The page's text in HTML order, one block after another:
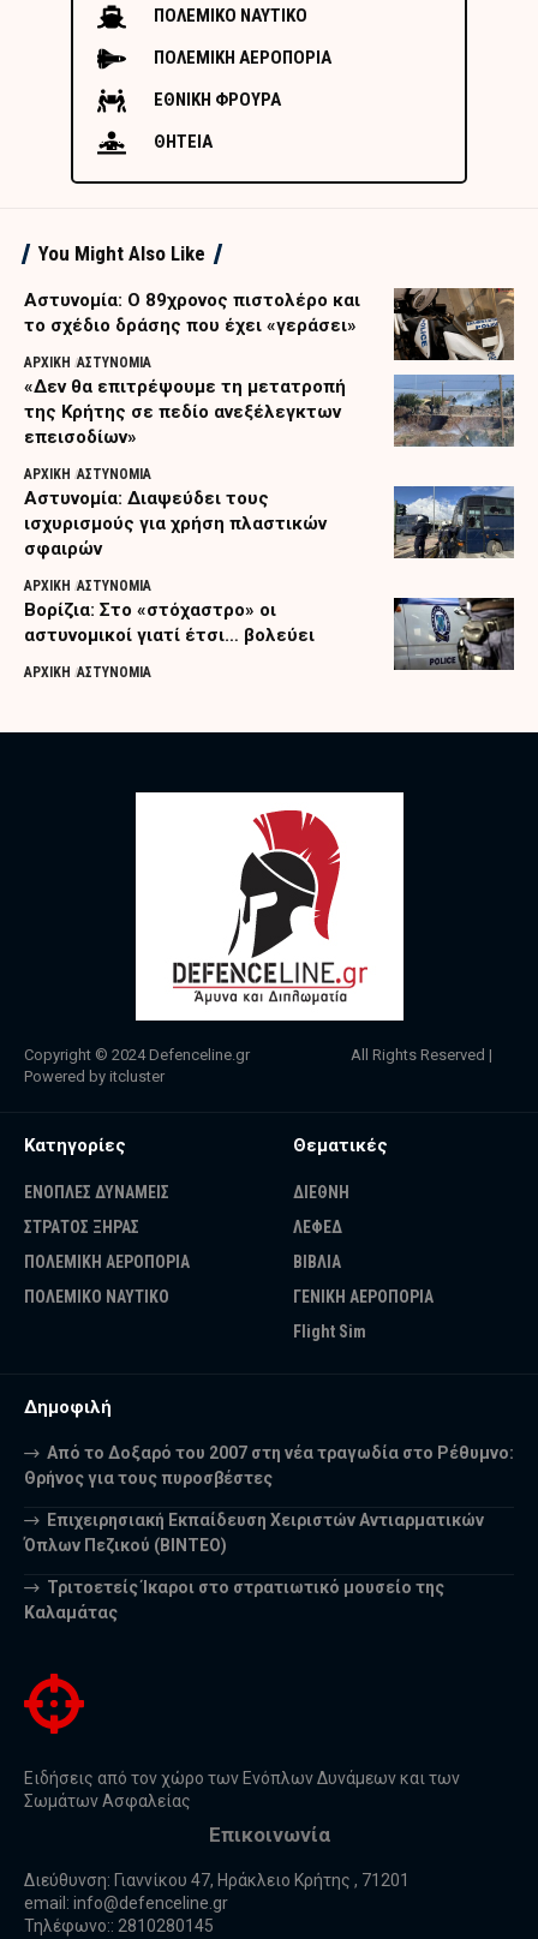
ΠΟΛΕΜΙΚΟ ΝΑΥΤΙΚΟ
ΠΟΛΕΜΙΚΗ ΑΕΡΟΠΟΡΙΑ
ΕΘΝΙΚΗ ΦΡΟΥΡΑ
ΘΗΤΕΙΑ
You Might Also Like
Αστυνομία: Ο 89χρονος πιστολέρο και
το σχέδιο δράσης που έχει «γεράσει»
ΑΡΧΙΚΗ ΑΣΤΥΝΟΜΙΑ
«Δεν θα επιτρέψουμε τη μετατροπή
της Κρήτης σε πεδίο ανεξέλεγκτων
επεισοδίων»
ΑΡΧΙΚΗ ΑΣΤΥΝΟΜΙΑ
Αστυνομία: Διαψεύδει τους
ισχυρισμούς για χρήση πλαστικών
σφαιρών
ΑΡΧΙΚΗ ΑΣΤΥΝΟΜΙΑ
Βορίζια: Στο «στόχαστρο» οι
αστυνομικοί γιατί έτσι… βολεύει
ΑΡΧΙΚΗ ΑΣΤΥΝΟΜΙΑ
Copyright © 2024 Defenceline.gr All Rights Reserved |
Powered by itcluster
Κατηγορίες
ΕΝΟΠΛΕΣ ΔΥΝΑΜΕΙΣ
ΣΤΡΑΤΟΣ ΞΗΡΑΣ
ΠΟΛΕΜΙΚΗ ΑΕΡΟΠΟΡΙΑ
ΠΟΛΕΜΙΚΟ ΝΑΥΤΙΚΟ
Θεματικές
ΔΙΕΘΝΗ
ΛΕΦΕΔ
ΒΙΒΛΙΑ
ΓΕΝΙΚΗ ΑΕΡΟΠΟΡΙΑ
Flight Sim
Δημοφιλή
Από το Δοξαρό του 2007 στη νέα τραγωδία στο Ρέθυμνο:
Θρήνος για τους πυροσβέστες
Επιχειρησιακή Εκπαίδευση Χειριστών Αντιαρματικών
Όπλων Πεζικού (ΒΙΝΤΕΟ)
Τριτοετείς Ίκαροι στο στρατιωτικό μουσείο της
Καλαμάτας
Ειδήσεις από τον χώρο των Ενόπλων Δυνάμεων και των
Σωμάτων Ασφαλείας
Επικοινωνία
Διεύθυνση: Γιαννίκου 47, Ηράκλειο Κρήτης , 71201
email: info@defenceline.gr
Τηλέφωνο:: 2810280145